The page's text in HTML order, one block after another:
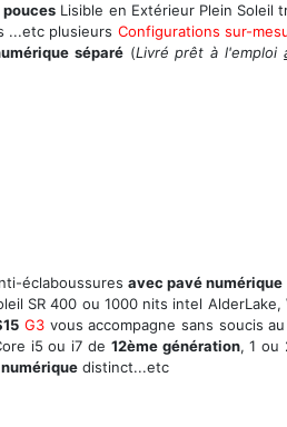
pouces Lisible en Extérieur Plein Soleil
...etc plusieurs Configurations sur-
séparé(Livré prêt à l'emploi
éclaboussuresavec pavé numérique
SR 400 ou 1000 nits intel
G3vous accompagne sans soucis
i5 ou i7 de 12ème génération, 1 ou
distinct...etc